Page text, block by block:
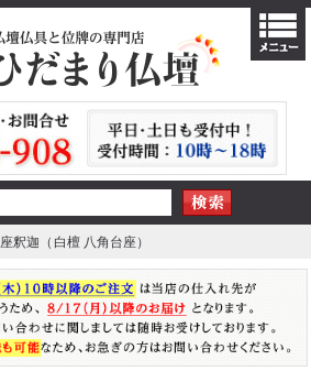
座釈迦（白檀 八角台座）